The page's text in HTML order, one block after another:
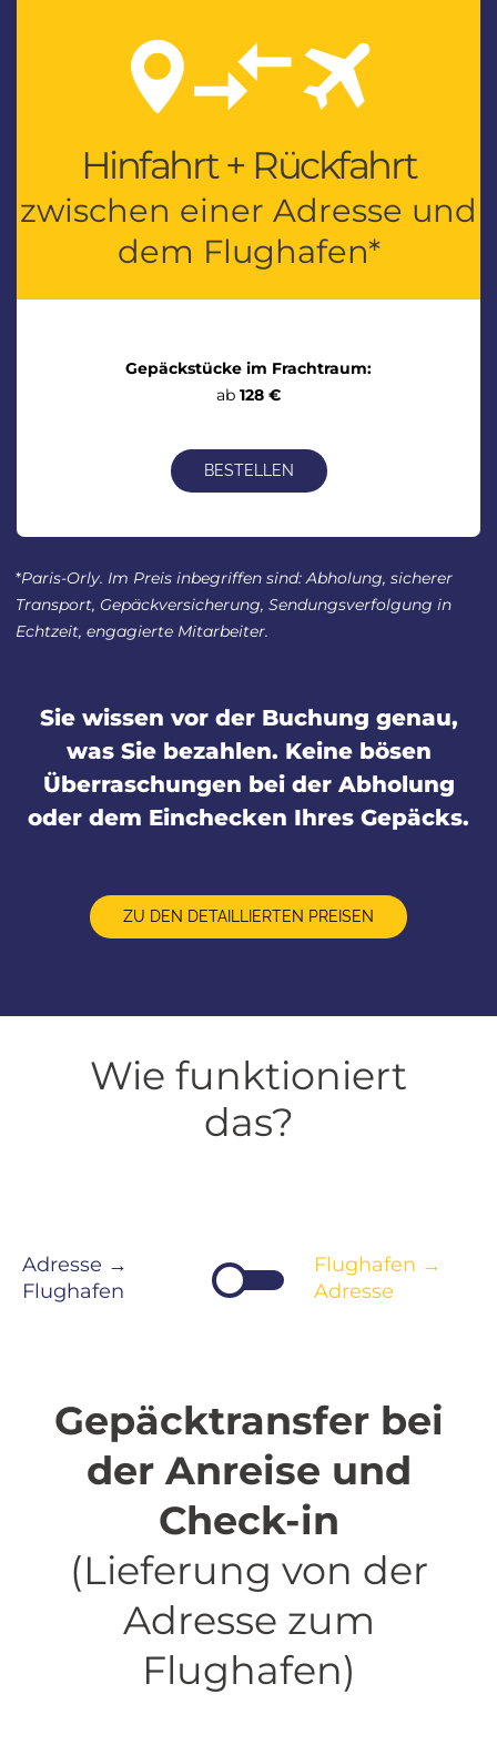
Hinfahrt + Rückfahrt
zwischen einer Adresse und
dem Flughafen*
Gepäckstücke im Frachtraum:
ab 128 €
BESTELLEN
*Paris-Orly. Im Preis inbegriffen sind: Abholung, sicherer
Transport, Gepäckversicherung, Sendungsverfolgung in
Echtzeit, engagierte Mitarbeiter.
Sie wissen vor der Buchung genau,
was Sie bezahlen. Keine bösen
Überraschungen bei der Abholung
oder dem Einchecken Ihres Gepäcks.
ZU DEN DETAILLIERTEN PREISEN
Wie funktioniert
das?
Adresse →
Flughafen
Flughafen →
Adresse
Gepäcktransfer bei
der Anreise und
Check-in
(Lieferung von der
Adresse zum
Flughafen)